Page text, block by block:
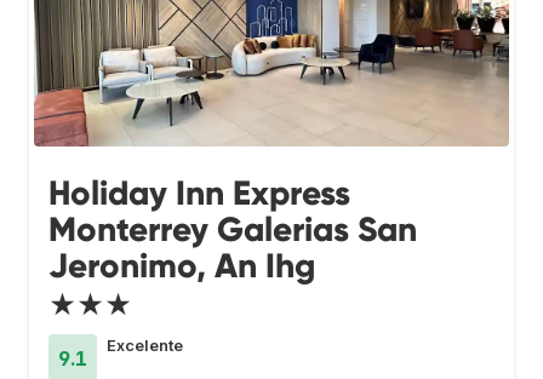
Holiday Inn Express
Monterrey Galerias San
Jeronimo, An Ihg
★★★
9.1
Excelente